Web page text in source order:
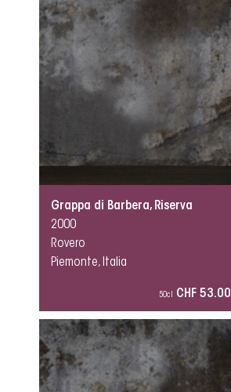
Grappa di Barbera, Riserva
2000
Rovero
Piemonte, Italia
50cl CHF 53.00